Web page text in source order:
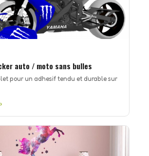
auto / moto sans bulles
pour un adhesif tendu et durable sur